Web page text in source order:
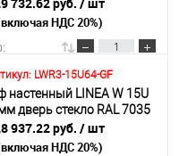
НДС 20%)
В корзину
LWR3-15U64-GF
настенный LINEA W 15U
дверь стекло RAL 7035
937.22 руб. / шт
НДС 20%)